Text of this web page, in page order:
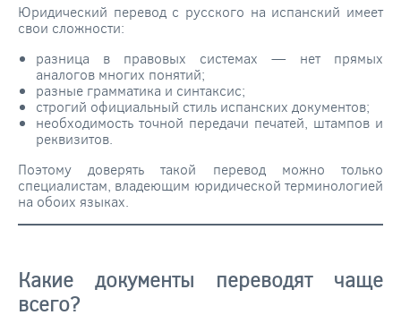
Юридический перевод с русского на испанский имеет
свои сложности:
разница в правовых системах — нет прямых
аналогов многих понятий;
разные грамматика и синтаксис;
строгий официальный стиль испанских документов;
необходимость точной передачи печатей, штампов и
реквизитов.
Поэтому доверять такой перевод можно только
специалистам, владеющим юридической терминологией
на обоих языках.
Какие документы переводят чаще
всего?